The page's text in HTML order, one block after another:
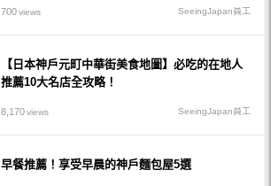
700views SeeingJapan員工
【日本神戶元町中華街美食地圖】必吃的在地人
推薦10大名店全攻略！
8,170views SeeingJapan員工
早餐推薦！享受早晨的神戶麵包屋5選